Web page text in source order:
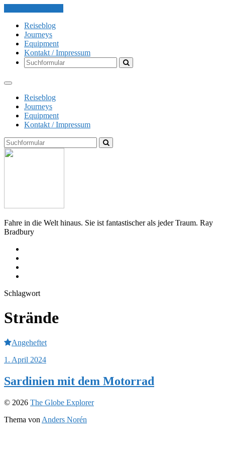
Reiseblog
Journeys
Equipment
Kontakt / Impressum
Search
Reiseblog
Journeys
Equipment
Kontakt / Impressum
Search
Fahre in die Welt hinaus. Sie ist fantastischer als jeder Traum. Ray
Bradbury
Schlagwort
Strände
Angeheftet
1. April 2024
Sardinien mit dem Motorrad
© 2026 The Globe Explorer
Thema von Anders Norén